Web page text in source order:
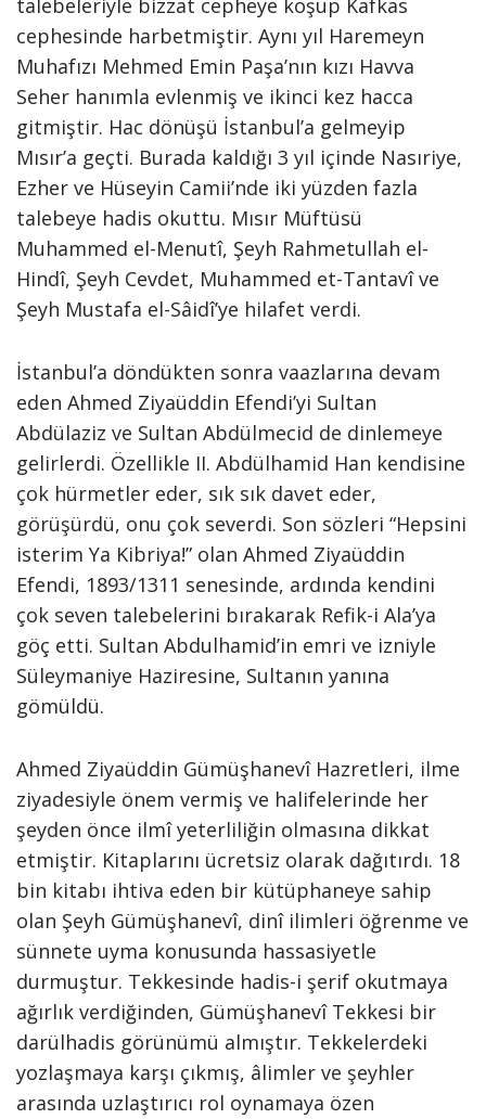
talebeleriyle bizzat cepheye koşup Kafkas
cephesinde harbetmiştir. Aynı yıl Haremeyn
Muhafızı Mehmed Emin Paşa’nın kızı Havva
Seher hanımla evlenmiş ve ikinci kez hacca
gitmiştir. Hac dönüşü İstanbul’a gelmeyip
Mısır’a geçti. Burada kaldığı 3 yıl içinde Nasıriye,
Ezher ve Hüseyin Camii’nde iki yüzden fazla
talebeye hadis okuttu. Mısır Müftüsü
Muhammed el-Menutî, Şeyh Rahmetullah el-
Hindî, Şeyh Cevdet, Muhammed et-Tantavî ve
Şeyh Mustafa el-Sâidî’ye hilafet verdi.
İstanbul’a döndükten sonra vaazlarına devam
eden Ahmed Ziyaüddin Efendi’yi Sultan
Abdülaziz ve Sultan Abdülmecid de dinlemeye
gelirlerdi. Özellikle II. Abdülhamid Han kendisine
çok hürmetler eder, sık sık davet eder,
görüşürdü, onu çok severdi. Son sözleri “Hepsini
isterim Ya Kibriya!” olan Ahmed Ziyaüddin
Efendi, 1893/1311 senesinde, ardında kendini
çok seven talebelerini bırakarak Refik-i Ala’ya
göç etti. Sultan Abdulhamid’in emri ve izniyle
Süleymaniye Haziresine, Sultanın yanına
gömüldü.
Ahmed Ziyaüddin Gümüşhanevî Hazretleri, ilme
ziyadesiyle önem vermiş ve halifelerinde her
şeyden önce ilmî yeterliliğin olmasına dikkat
etmiştir. Kitaplarını ücretsiz olarak dağıtırdı. 18
bin kitabı ihtiva eden bir kütüphaneye sahip
olan Şeyh Gümüşhanevî, dinî ilimleri öğrenme ve
sünnete uyma konusunda hassasiyetle
durmuştur. Tekkesinde hadis-i şerif okutmaya
ağırlık verdiğinden, Gümüşhanevî Tekkesi bir
darülhadis görünümü almıştır. Tekkelerdeki
yozlaşmaya karşı çıkmış, âlimler ve şeyhler
arasında uzlaştırıcı rol oynamaya özen